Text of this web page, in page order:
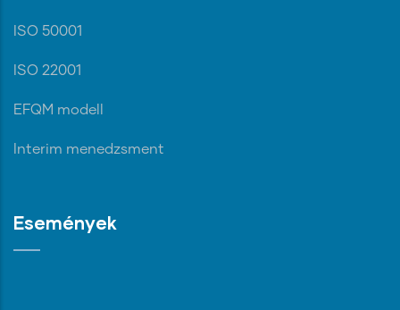
ISO 50001
ISO 22001
EFQM modell
Interim menedzsment
Események